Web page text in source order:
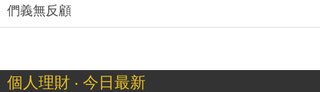
們義無反顧
個人理財 ‧ 今日最新